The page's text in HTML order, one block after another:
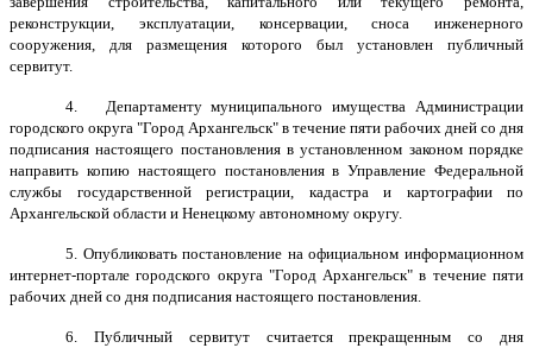
реконструкции, эксплуатации, консервации, сноса инженерного
сооружения, для размещения которого был установлен публичный
сервитут.
4. Департаменту муниципального имущества Администрации
городского округа "Город Архангельск" в течение пяти рабочих дней со дня
подписания настоящего постановления в установленном законом порядке
направить копию настоящего постановления в Управление Федеральной
службы государственной регистрации, кадастра и картографии по
Архангельской области и Ненецкому автономному округу.
5. Опубликовать постановление на официальном информационном
интернет-портале городского округа "Город Архангельск" в течение пяти
рабочих дней со дня подписания настоящего постановления.
6.Публичный сервитут считается прекращенным со дня